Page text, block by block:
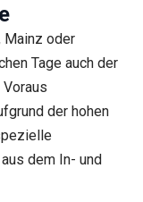
Mainz oder
Tage auch der
der hohen
dem In- und